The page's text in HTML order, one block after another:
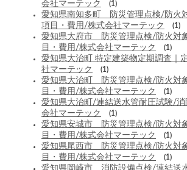
会社マーテック
(1)
愛知県南知多町 防災管理点検/防火
項目・費用/株式会社マーテック
(1)
愛知県大府市 防災管理点検/防火対
目・費用/株式会社マーテック
(1)
愛知県大治町 特定建築物定期調査｜
社マーテック
(1)
愛知県大治町 防災管理点検/防火対
目・費用/株式会社マーテック
(1)
愛知県大治町/連結送水管耐圧試験/
会社マーテック
(1)
愛知県安城市 防災管理点検/防火対
目・費用/株式会社マーテック
(1)
愛知県尾西市 防災管理点検/防火対
目・費用/株式会社マーテック
(1)
愛知県岡崎市 消防設備点検/連結送